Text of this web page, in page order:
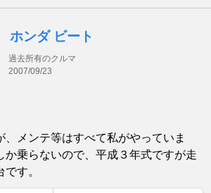
ホンダ ビート
過去所有のクルマ
2007/09/23
、メンテ等はすべて私がやっていま
か乗らないので、平成３年式ですが走
す。